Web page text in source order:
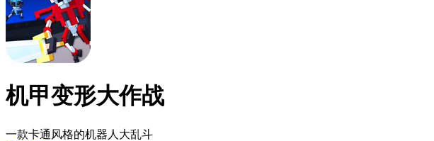
机甲变形大作战
一款卡通风格的机器人大乱斗